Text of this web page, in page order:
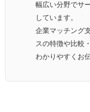
幅広い分野でサ
しています。
企業マッチング
スの特徴や比較
わかりやすくお